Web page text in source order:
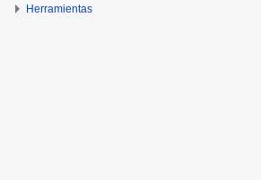
Herramientas